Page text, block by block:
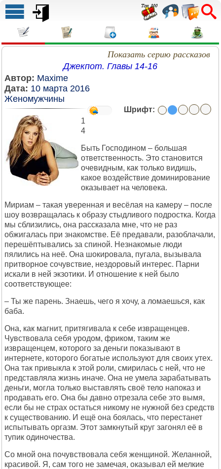
Показать серию рассказов
Джекпот. Главы 14-16
Автор: Maxime
Дата: 10 марта 2016
Женомужчины
Шрифт:
1
4
Быть Господином – большая
ответственность. Это становится
очевидным, как только видишь,
какое воздействие доминирование
оказывает на человека.
Мириам – такая уверенная и весёлая на камеру – после
шоу возвращалась к образу стыдливого подростка. Когда
мы сблизились, она рассказала мне, что не раз
обжигалась при знакомстве. Её предавали, разоблачали,
перешёптывались за спиной. Незнакомые люди
пялились на неё. Она шокировала, пугала, вызывала
притворное сочувствие, нездоровый интерес. Парни
искали в ней экзотики. И отношение к ней было
соответствующее:
– Ты же парень. Знаешь, чего я хочу, а ломаешься, как
баба.
Она, как магнит, притягивала к себе извращенцев.
Чувствовала себя уродом, фриком, таким же
извращенцем, которого за деньги показывают в
интернете, которого богатые используют для своих утех.
Она так привыкла к этой роли, смирилась с ней, что не
представляла жизнь иначе. Она не умела зарабатывать
деньги, могла только выставлять своё тело напоказ и
продавать его. Она бы давно отрезала себе это вымя,
если бы не страх остаться никому не нужной без средств
к существованию. И ещё она боялась, что перестанет
испытывать оргазм. Этот замкнутый круг загонял её в
тупик одиночества.
Со мной она почувствовала себя женщиной. Желанной,
красивой. Я, сам того не замечая, оказывал ей мелкие